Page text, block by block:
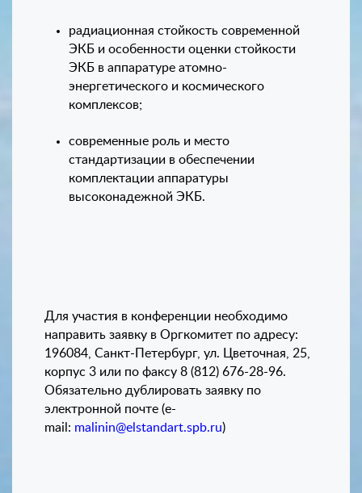
радиационная стойкость современной
ЭКБ и особенности оценки стойкости
ЭКБ в аппаратуре атомно-
энергетического и космического
комплексов;
современные роль и место
стандартизации в обеспечении
комплектации аппаратуры
высоконадежной ЭКБ.
Для участия в конференции необходимо
направить заявку в Оргкомитет по адресу:
196084, Санкт-Петербург, ул. Цветочная, 25,
корпус 3 или по факсу 8 (812) 676-28-96.
Обязательно дублировать заявку по
электронной почте (e-
mail : malinin@elstandart.spb.ru)